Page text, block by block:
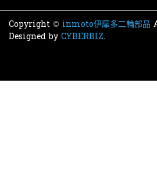
Copyright © inmoto伊摩多二輪部品
Designed by CYBERBIZ.